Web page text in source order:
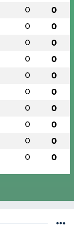
0 0
0 0
0 0
0 0
0 0
0 0
0 0
0 0
0 0
0 0